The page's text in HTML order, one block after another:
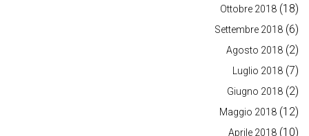
Ottobre 2018 (18)
Settembre 2018 (6)
Agosto 2018 (2)
Luglio 2018 (7)
Giugno 2018 (2)
Maggio 2018 (12)
Aprile 2018 (10)